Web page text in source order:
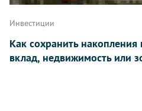
Инвестиции
Как сохранить
вклад, недвижимость или